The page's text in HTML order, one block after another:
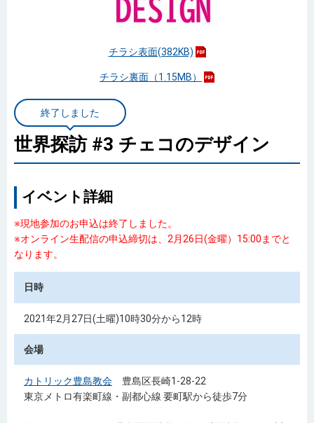
チラシ表面(382KB)
チラシ裏面（1.15MB）
終了しました
世界探訪 #3 チェコのデザイン
イベント詳細
※現地参加のお申込は終了しました。
※オンライン生配信の申込締切は、2月26日(金曜）15:00までと
なります。
日時
2021年2月27日(土曜)10時30分から12時
会場
カトリック豊島教会 豊島区長崎1-28-22
東京メトロ有楽町線・副都心線 要町駅から徒歩7分